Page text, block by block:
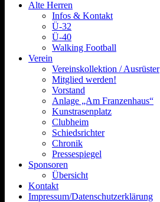
Alte Herren
Infos & Kontakt
Ü-32
Ü-40
Walking Football
Verein
Vereinskollektion / Ausrüster
Mitglied werden!
Vorstand
Anlage „Am Franzenhaus“
Kunstrasenplatz
Clubheim
Schiedsrichter
Chronik
Pressespiegel
Sponsoren
Übersicht
Kontakt
Impressum/Datenschutzerklärung